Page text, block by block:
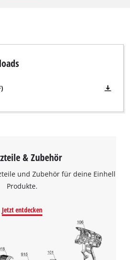
& Zubehör
und Zubehör für deine Einhell
Produkte.
Jetzt entdecken